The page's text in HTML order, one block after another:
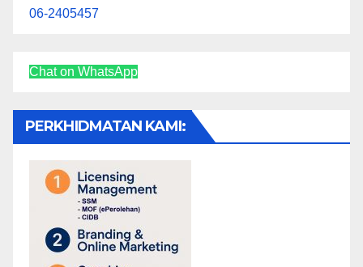
06-2405457
Chat on WhatsApp
PERKHIDMATAN KAMI: